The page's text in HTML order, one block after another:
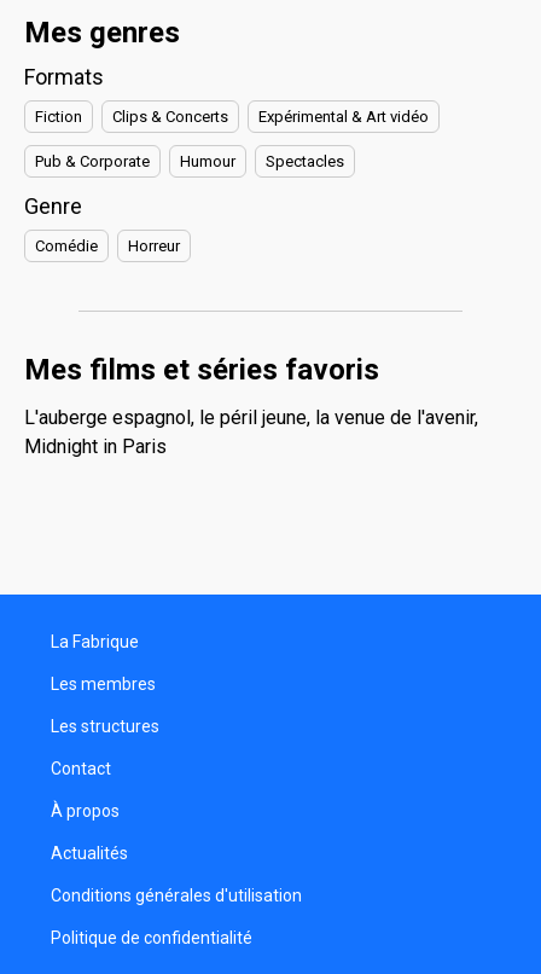
Mes genres
Formats
Fiction Clips & Concerts Expérimental & Art vidéo
Pub & Corporate Humour Spectacles
Genre
Comédie Horreur
Mes films et séries favoris
L'auberge espagnol, le péril jeune, la venue de l'avenir,
Midnight in Paris
La Fabrique
Les membres
Les structures
Contact
À propos
Actualités
Conditions générales d'utilisation
Politique de confidentialité